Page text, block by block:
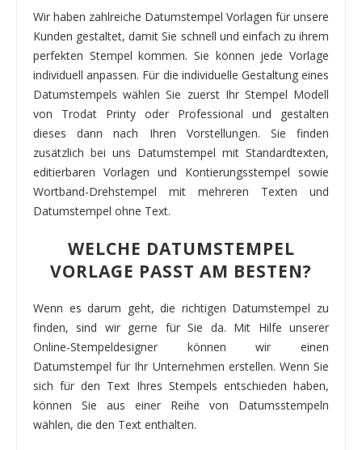
Wir haben zahlreiche Datumstempel Vorlagen für unsere
Kunden gestaltet, damit Sie schnell und einfach zu ihrem
perfekten Stempel kommen. Sie können jede Vorlage
individuell anpassen. Für die individuelle Gestaltung eines
Datumstempels wählen Sie zuerst Ihr Stempel Modell
von Trodat Printy oder Professional und gestalten
dieses dann nach Ihren Vorstellungen. Sie finden
zusätzlich bei uns Datumstempel mit Standardtexten,
editierbaren Vorlagen und Kontierungsstempel sowie
Wortband-Drehstempel mit mehreren Texten und
Datumstempel ohne Text.
WELCHE DATUMSTEMPEL
VORLAGE PASST AM BESTEN?
Wenn es darum geht, die richtigen Datumstempel zu
finden, sind wir gerne für Sie da. Mit Hilfe unserer
Online-Stempeldesigner können wir einen
Datumstempel für Ihr Unternehmen erstellen. Wenn Sie
sich für den Text Ihres Stempels entschieden haben,
können Sie aus einer Reihe von Datumsstempeln
wählen, die den Text enthalten.